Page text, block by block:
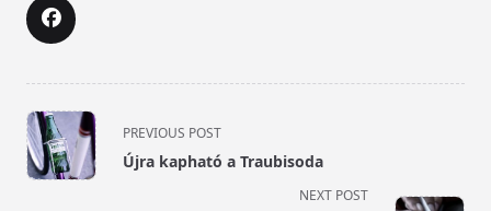
<span
class="nav-
subtitle
PREVIOUS POST
Újra kapható a Traubisoda
NEXT POST